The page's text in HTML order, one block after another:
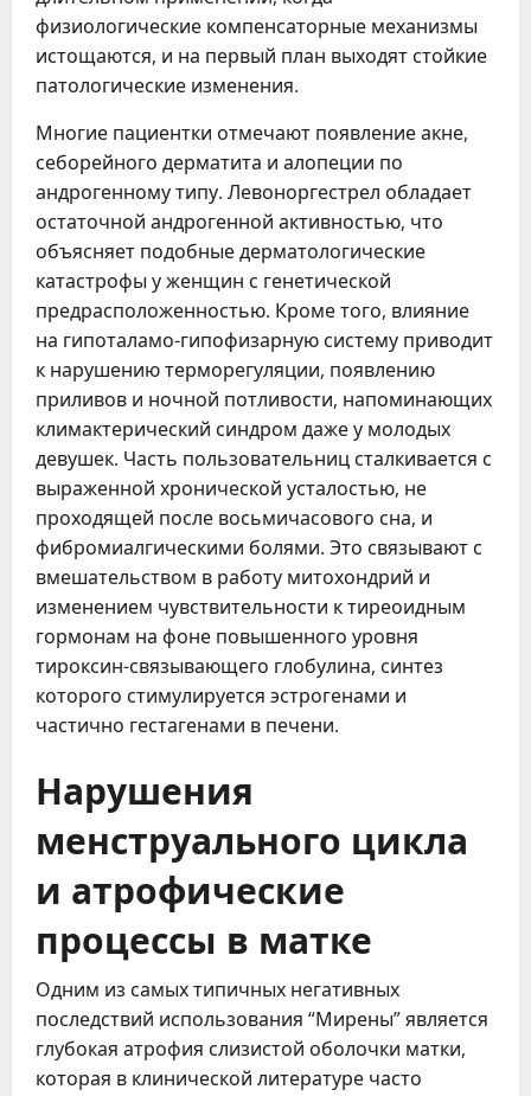
физиологические компенсаторные механизмы
истощаются, и на первый план выходят стойкие
патологические изменения.
Многие пациентки отмечают появление акне,
себорейного дерматита и алопеции по
андрогенному типу. Левоноргестрел обладает
остаточной андрогенной активностью, что
объясняет подобные дерматологические
катастрофы у женщин с генетической
предрасположенностью. Кроме того, влияние
на гипоталамо-гипофизарную систему приводит
к нарушению терморегуляции, появлению
приливов и ночной потливости, напоминающих
климактерический синдром даже у молодых
девушек. Часть пользовательниц сталкивается с
выраженной хронической усталостью, не
проходящей после восьмичасового сна, и
фибромиалгическими болями. Это связывают с
вмешательством в работу митохондрий и
изменением чувствительности к тиреоидным
гормонам на фоне повышенного уровня
тироксин-связывающего глобулина, синтез
которого стимулируется эстрогенами и
частично гестагенами в печени.
Нарушения
менструального цикла
и атрофические
процессы в матке
Одним из самых типичных негативных
последствий использования “Мирены” является
глубокая атрофия слизистой оболочки матки,
которая в клинической литературе часто